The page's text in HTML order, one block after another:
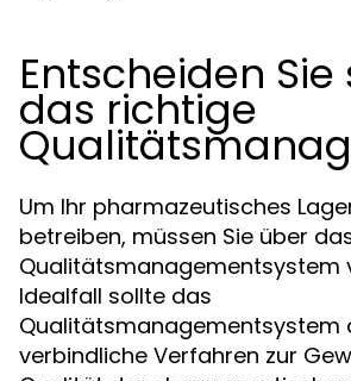
Entscheiden
das richtige
Um Ihr pharmazeutisches
betreiben, müssen Sie über
Qualitätsmanagementsystem
Idealfall sollte das
Qualitätsmanagementsystem
verbindliche Verfahren zur